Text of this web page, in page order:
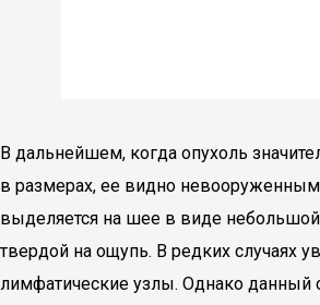
В дальнейшем, когда опухоль
в размерах, ее видно
выделяется на шее в виде небольшой
твердой на ощупь. В редких случаях
лимфатические узлы. Однако данный